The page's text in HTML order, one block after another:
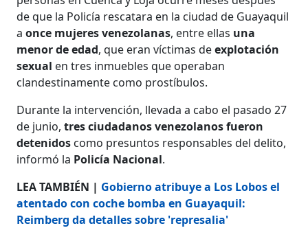
de que la Policía rescatara en la ciudad de Guayaquil
aonce mujeres venezolanas, entre ellas una
menor de edad, que eran víctimas deexplotación
sexual en tres inmuebles que operaban
clandestinamente como prostíbulos.
Durante la intervención, llevada a cabo el pasado 27
de junio,tres ciudadanos venezolanos fueron
detenidos como presuntos responsables del delito,
informó la Policía Nacional.
LEA TAMBIÉN | Gobierno atribuye a Los Lobos el
atentado con coche bomba en Guayaquil:
Reimberg da detalles sobre 'represalia'